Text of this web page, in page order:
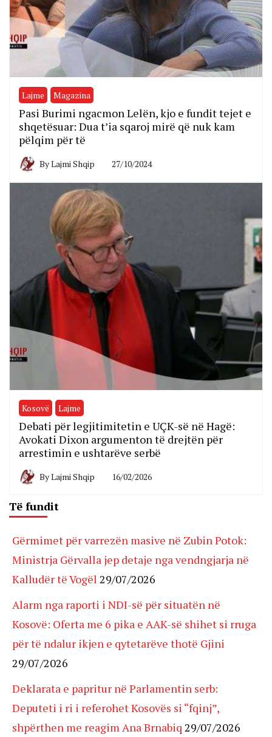
Lajme Magazina
Pasi Burimi ngacmon Lelën, kjo e fundit tejet e
shqetësuar: Dua t’ia sqaroj mirë që nuk kam
pëlqim për të
ByLajmi Shqip 27/10/2024
Kosovë Lajme
Debati për legjitimitetin e UÇK-së në Hagë:
Avokati Dixon argumenton të drejtën për
arrestimin e ushtarëve serbë
ByLajmi Shqip 16/02/2026
Të fundit
Gërmimet për varrezën masive në Zubin Potok:
Ministrja Gërvalla jep detaje nga vendngjarja në
Kalludër të Vogël 29/07/2026
Alarm nga raporti i NDI-së për situatën në
Kosovë: Oferta me 6 pika e AAK-së shihet si rruga
për të ndalur ikjen e qytetarëve thotë Gjini
29/07/2026
Deklarata e papritur në Parlamentin serb:
Deputeti i ri i referohet Kosovës si “fqinj”,
shpërthen me reagim Ana Brnabiq 29/07/2026